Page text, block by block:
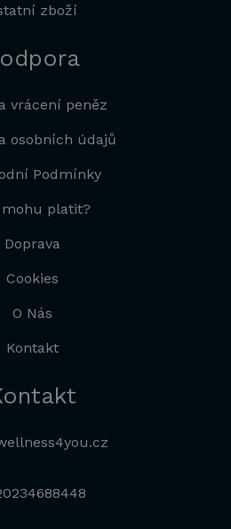
zboží
vrácení peněz
osobních údajů
Podmínky
platit?
Doprava
Cookies
O Nás
Kontakt